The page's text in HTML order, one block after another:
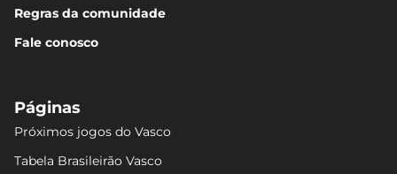
Regras da comunidade
Fale conosco
Páginas
Próximos jogos do Vasco
Tabela Brasileirão Vasco